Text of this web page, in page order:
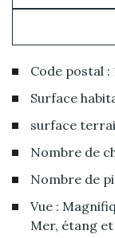
Code postal :
Surface
surface
Nombre de
Nombre de
Vue :
Mer, étang